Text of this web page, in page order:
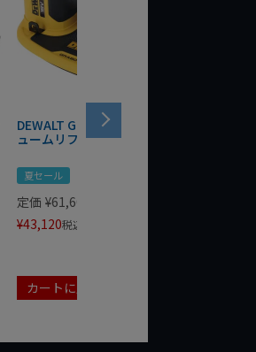
DEWALT GRABO 18V電動バキ
ュームリフター DCE590N-XJ
夏セール
定価 ¥61,600
¥43,120税込
カートに入れる